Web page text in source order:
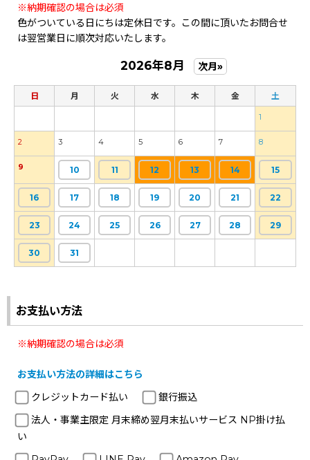
※納期確認の場合は必須
色がついている日にちは定休日です。この間に頂いたお問合せ
は翌営業日に順次対応いたします。
2026年8月 次月»
日 月 火 水 木 金 土
1
2 3 4 5 6 7 8
9 10 11 12 13 14 15
16 17 18 19 20 21 22
23 24 25 26 27 28 29
30 31
お支払い方法
※納期確認の場合は必須
お支払い方法の詳細はこちら
クレジットカード払い
銀行振込
法人・事業主限定 月末締め翌月末払いサービス NP掛け払
い